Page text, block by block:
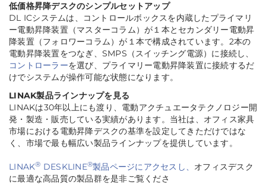
低価格昇降デスクのシンプルセットアップ
DL ICシステムは、コントロールボックスを内蔵したプライマリ
ー電動昇降装置（マスターコラム）が１本とセカンダリー電動昇
降装置（フォロワーコラム）が１本で構成されています。2本の
電動昇降装置をつなぎ、SMPS（スイッチング電源）に接続し、
コントローラーを選び、プライマリー電動昇降装置に接続するだ
けでシステムが操作可能な状態になります。
LINAK製品ラインナップを見る
LINAKは30年以上にも渡り、電動アクチュエータテクノロジー開
発・製造・販売している実績があります。当社は、オフィス家具
市場における電動昇降デスクの基準を設定してきただけではな
く、市場で最も幅広い製品ラインナップを提供しています。
LINAK® DESKLINE®製品ページにアクセスし、 オフィスデスク
に最適な高品質の製品群を是非ご覧くださ